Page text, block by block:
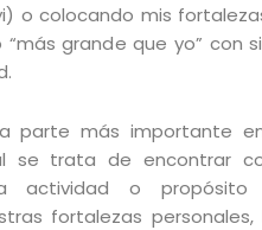
o colocando mis
grande que yo” con
parte más importante
se trata de encontrar
actividad o
fortalezas personales,